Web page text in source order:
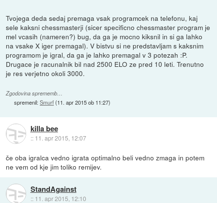
Tvojega deda sedaj premaga vsak programcek na telefonu, kaj
sele kaksni chessmasterji (sicer specificno chessmaster program je
mel vcasih (nameren?) bug, da ga je mocno kiksnil in si ga lahko
na vsake X iger premagal). V bistvu si ne predstavljam s kaksnim
programom je igral, da ga je lahko premagal v 3 potezah :P.
Drugace je racunalnik bil nad 2500 ELO ze pred 10 leti. Trenutno
je res verjetno okoli 3000.
Zgodovina sprememb…
spremenil:Smurf(11. apr 2015 ob 11:27)
killa bee
:: 11. apr 2015, 12:07
če oba igralca vedno igrata optimalno beli vedno zmaga in potem
ne vem od kje jim toliko remijev.
StandAgainst
:: 11. apr 2015, 12:10